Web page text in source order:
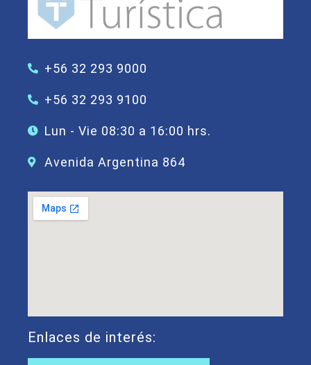
+56 32 293 9000
+56 32 293 9100
Lun - Vie 08:30 a 16:00 hrs.
Avenida Argentina 864
Enlaces de interés: